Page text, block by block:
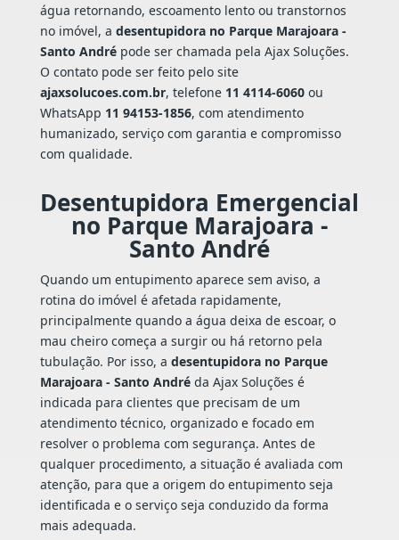
água retornando, escoamento lento ou transtornos
no imóvel, a desentupidora no Parque Marajoara -
Santo Andrépode ser chamada pela Ajax Soluções.
O contato pode ser feito pelo site
ajaxsolucoes.com.br, telefone 11 4114-6060ou
WhatsApp 11 94153-1856, com atendimento
humanizado, serviço com garantia e compromisso
com qualidade.
Desentupidora Emergencial
no Parque Marajoara -
Santo André
Quando um entupimento aparece sem aviso, a
rotina do imóvel é afetada rapidamente,
principalmente quando a água deixa de escoar, o
mau cheiro começa a surgir ou há retorno pela
tubulação. Por isso, a desentupidora no Parque
Marajoara - Santo Andréda Ajax Soluções é
indicada para clientes que precisam de um
atendimento técnico, organizado e focado em
resolver o problema com segurança. Antes de
qualquer procedimento, a situação é avaliada com
atenção, para que a origem do entupimento seja
identificada e o serviço seja conduzido da forma
mais adequada.